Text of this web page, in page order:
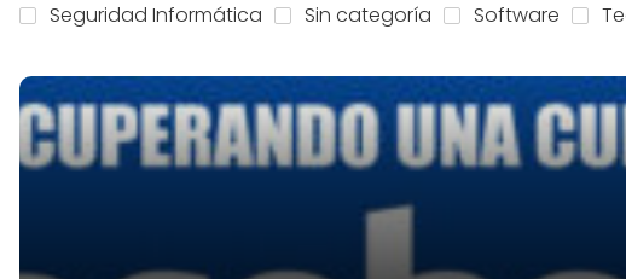
Seguridad Informática
Sin categoría Software